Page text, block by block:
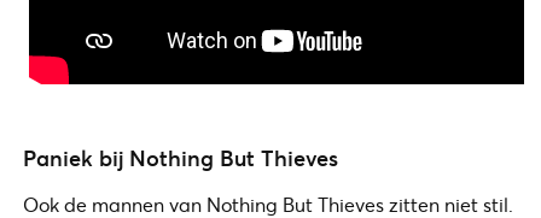
Paniek bij Nothing But Thieves
Ook de mannen van Nothing But Thieves zitten niet stil.